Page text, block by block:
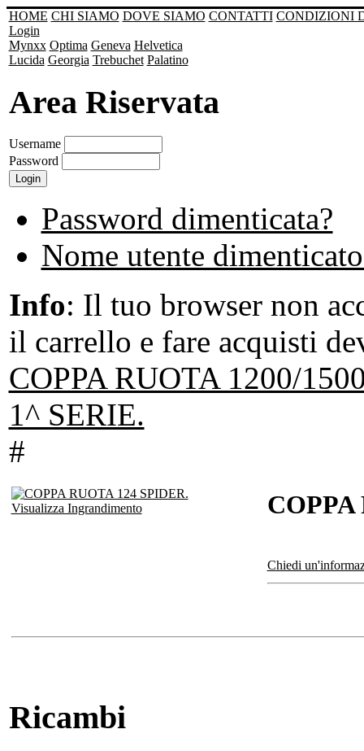
HOME CHI SIAMO DOVE SIAMO CONTATTI CONDIZIONI
Login
Mynxx Optima Geneva Helvetica
Lucida Georgia Trebuchet Palatino
Area Riservata
Username
Password
Password dimenticata?
Nome utente
Info: Il tuo browser non
il carrello e fare acquisti
COPPA RUOTA 1200/
1^ SERIE.
#
Visualizza Ingrandimento COPPA
Chiedi
Ricambi